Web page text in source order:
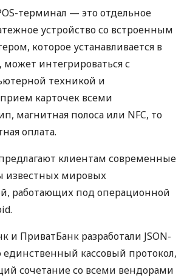
терминал — это отдельное
устройство со встроенным
которое устанавливается в
может интегрироваться с
техникой и
карточек всеми
магнитная полоса или NFC, то
оплата.
клиентам современные
известных мировых
работающих под операционной
и ПриватБанк разработали JSON-
единственный кассовый протокол,
сочетание со всеми вендорами